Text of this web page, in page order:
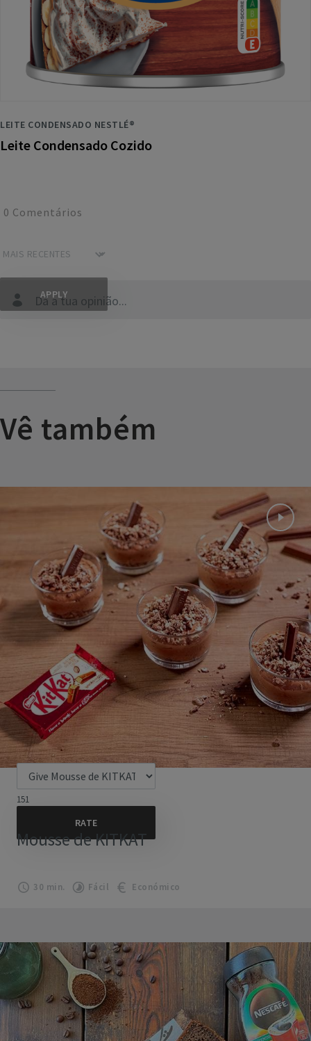
LEITE CONDENSADO NESTLÉ®
Leite Condensado Cozido
Dá a tua opinião...
0 Comentários
Vê também
151
Mousse de KITKAT
30 min. Fácil Económico